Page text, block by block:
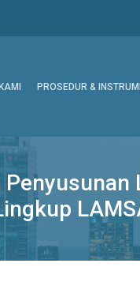
PROSEDUR &